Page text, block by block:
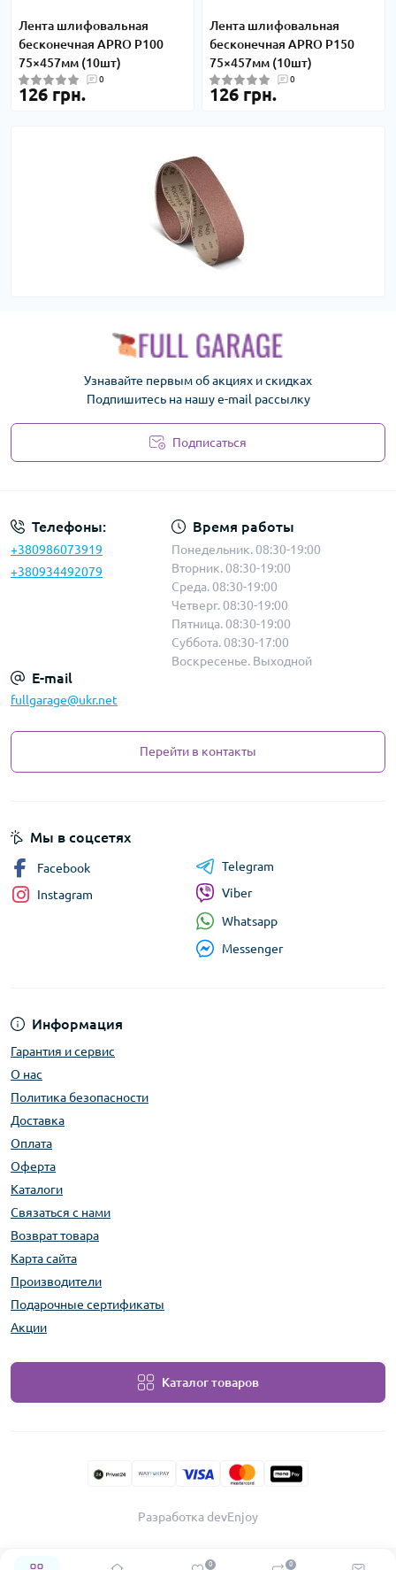
0 0
Лента шлифовальная
бесконечная APRO P100
75×457мм (10шт)
0
126 грн.
Лента шлифовальная
бесконечная APRO P150
75×457мм (10шт)
0
126 грн.
Узнавайте первым об акциях и скидках
Подпишитесь на нашу e-mail рассылку
Подписаться
Телефоны:
+380986073919
+380934492079
Время работы
Понедельник. 08:30-19:00
Вторник. 08:30-19:00
Среда. 08:30-19:00
Четверг. 08:30-19:00
Пятница. 08:30-19:00
Суббота. 08:30-17:00
Воскресенье. Выходной
E-mail
fullgarage@ukr.net
Перейти в контакты
Информация
Гарантия и сервис
О нас
Политика безопасности
Доставка
Оплата
Оферта
Каталоги
Связаться с нами
Возврат товара
Карта сайта
Производители
Подарочные сертификаты
Акции
Каталог товаров
Мы в соцсетях
Facebook
Instagram
Telegram
Viber
Whatsapp
Messenger
Разработка devEnjoy